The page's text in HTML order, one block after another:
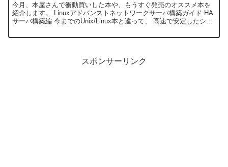
今月、本屋さんで衝動買いした本や、もうすぐ発売のオススメ本を
紹介します。 Linuxアドバンストネットワークサーバ構築ガイド HA
サーバ構築編 今までのUnix/Linux本と違って、 高速で安定したシス
スポンサーリンク